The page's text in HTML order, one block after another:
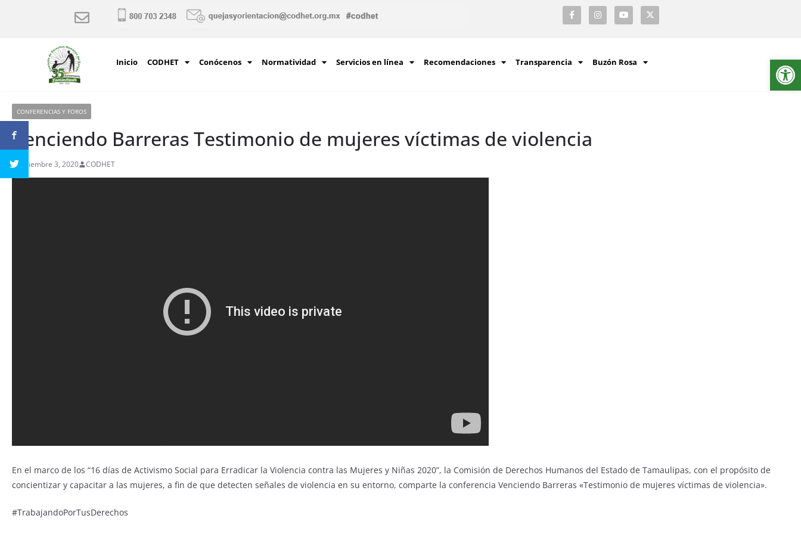
Inicio CODHET Conócenos Normatividad Servicios en línea Recomendaciones Transparencia Buzón Rosa
CONFERENCIAS Y FOROS
Venciendo Barreras Testimonio de mujeres víctimas de violencia
diciembre 3, 2020 CODHET
En el marco de los “16 días de Activismo Social para Erradicar la Violencia contra las Mujeres y Niñas 2020”, la Comisión de Derechos Humanos del Estado de Tamaulipas, con el propósito de
concientizar y capacitar a las mujeres, a fin de que detecten señales de violencia en su entorno, comparte la conferencia Venciendo Barreras «Testimonio de mujeres víctimas de violencia».
#TrabajandoPorTusDerechos